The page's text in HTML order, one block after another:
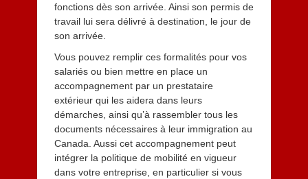
fonctions dès son arrivée. Ainsi son permis de
travail lui sera délivré à destination, le jour de
son arrivée.
Vous pouvez remplir ces formalités pour vos
salariés ou bien mettre en place un
accompagnement par un prestataire
extérieur qui les aidera dans leurs
démarches, ainsi qu’à rassembler tous les
documents nécessaires à leur immigration au
Canada. Aussi cet accompagnement peut
intégrer la politique de mobilité en vigueur
dans votre entreprise, en particulier si vous